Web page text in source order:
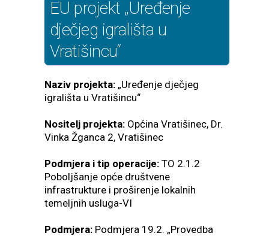
EU projekt „Uređenje
dječjeg igrališta u
Vratišincu“
Naziv projekta: „Uređenje dječjeg
igrališta u Vratišincu“
Nositelj projekta: Općina Vratišinec, Dr.
Vinka Žganca 2, Vratišinec
Podmjera i tip operacije: TO 2.1.2
Poboljšanje opće društvene
infrastrukture i proširenje lokalnih
temeljnih usluga-VI
Podmjera: Podmjera 19.2. „Provedba